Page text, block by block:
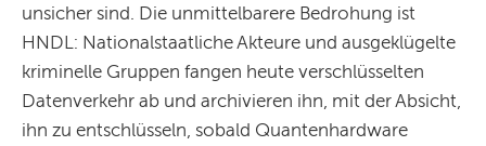
unsicher sind. Die unmittelbarere Bedrohung ist
HNDL: Nationalstaatliche Akteure und ausgeklügelte
kriminelle Gruppen fangen heute verschlüsselten
Datenverkehr ab und archivieren ihn, mit der Absicht,
ihn zu entschlüsseln, sobald Quantenhardware